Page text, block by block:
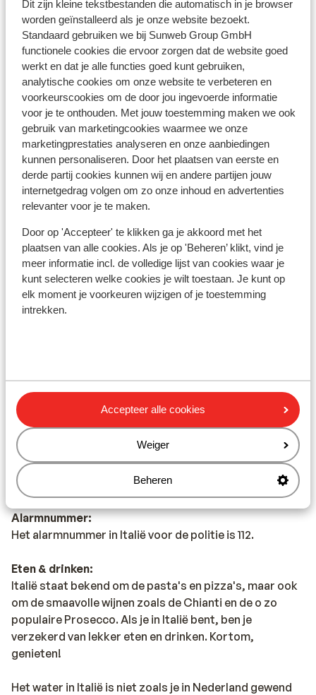
Dit zijn kleine tekstbestanden die automatisch in je browser
worden geïnstalleerd als je onze website bezoekt.
Standaard gebruiken we bij Sunweb Group GmbH
functionele cookies die ervoor zorgen dat de website goed
werkt en dat je alle functies goed kunt gebruiken,
analytische cookies om onze website te verbeteren en
voorkeurscookies om de door jou ingevoerde informatie
voor je te onthouden. Met jouw toestemming maken we ook
gebruik van marketingcookies waarmee we onze
marketingprestaties analyseren en onze aanbiedingen
kunnen personaliseren. Door het plaatsen van eerste en
derde partij cookies kunnen wij en andere partijen jouw
internetgedrag volgen om zo onze inhoud en advertenties
relevanter voor je te maken.
Door op 'Accepteer' te klikken ga je akkoord met het
plaatsen van alle cookies. Als je op 'Beheren’ klikt, vind je
meer informatie incl. de volledige lijst van cookies waar je
kunt selecteren welke cookies je wilt toestaan. Je kunt op
elk moment je voorkeuren wijzigen of je toestemming
intrekken.
Accepteer alle cookies
Weiger
Beheren
Het reizen met de juiste documenten is jouw eigen
verantwoordelijkheid. Sunweb kan hiervoor niet
aansprakelijk worden gesteld.
Reisleiding:
Sicilië: in de regio Sicilië, Letojanni, Taormina en
Giardini Naxos is Sunweb reisleiding aanwezig. In de
regio Cefalu een plaatselijke Engelssprekende
vertegenwoordiger aanwezig.
Calabrië: in de regio Calabrië is geen Sunweb
reisleiding aanwezig. Je wordt hier opgevangen door
onze lokale Engelsprekende vertegenwoordiger.
Vaccinatie:
Voor actuele informatie betreffende vaccinaties en
andere gegevens over gezondheid en reizen kijk op de
site van LCR: https://www.lcr.nl/.
adviseren je om dit zoveel mogelijk te beperken,
vanwege de hoge kosten die worden verrekend.
Informeer voorafgaand de vakantie hierover bij uw
provider. Wil je gebruikmaken van het internet via je
telefoon, dan raden wij aan om dit via een Wireless
netwerk te doen. Zet ook altijd in het buitenland
dataroaming uit.
Alarmnummer:
Het alarmnummer in Italië voor de politie is 112.
Eten & drinken:
Italië staat bekend om de pasta's en pizza's, maar ook
om de smaavolle wijnen zoals de Chianti en de o zo
populaire Prosecco. Als je in Italië bent, ben je
verzekerd van lekker eten en drinken. Kortom,
genieten!
Het water in Italië is niet zoals je in Nederland gewend